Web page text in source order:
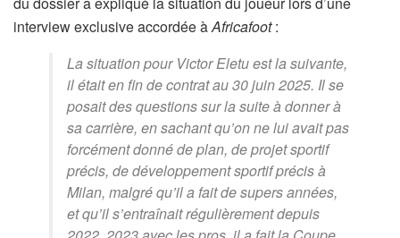
interview exclusive accordée àAfricafoot:
La situation pour Victor Eletu est la suivante,
il était en fin de contrat au 30 juin 2025. Il se
posait des questions sur la suite à donner à
sa carrière, en sachant qu’on ne lui avait pas
forcément donné de plan, de projet sportif
précis, de développement sportif précis à
Milan, malgré qu’il a fait de supers années,
et qu’il s’entraînait régulièrement depuis